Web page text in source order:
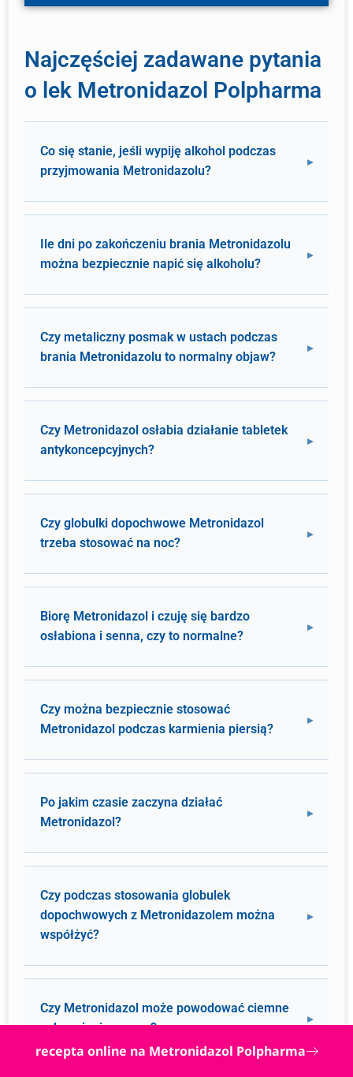
Najczęściej zadawane pytania
o lek Metronidazol Polpharma
Co się stanie, jeśli wypiję alkohol podczas
przyjmowania Metronidazolu?
Ile dni po zakończeniu brania Metronidazolu
można bezpiecznie napić się alkoholu?
Czy metaliczny posmak w ustach podczas
brania Metronidazolu to normalny objaw?
Czy Metronidazol osłabia działanie tabletek
antykoncepcyjnych?
Czy globulki dopochwowe Metronidazol
trzeba stosować na noc?
Biorę Metronidazol i czuję się bardzo
osłabiona i senna, czy to normalne?
Czy można bezpiecznie stosować
Metronidazol podczas karmienia piersią?
Po jakim czasie zaczyna działać
Metronidazol?
Czy podczas stosowania globulek
dopochwowych z Metronidazolem można
współżyć?
Czy Metronidazol może powodować ciemne
zabarwienie moczu?
recepta online na Metronidazol Polpharma